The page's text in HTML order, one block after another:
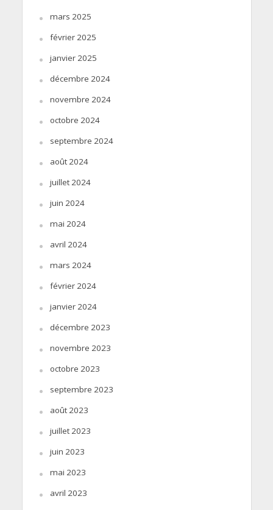
mars 2025
février 2025
janvier 2025
décembre 2024
novembre 2024
octobre 2024
septembre 2024
août 2024
juillet 2024
juin 2024
mai 2024
avril 2024
mars 2024
février 2024
janvier 2024
décembre 2023
novembre 2023
octobre 2023
septembre 2023
août 2023
juillet 2023
juin 2023
mai 2023
avril 2023